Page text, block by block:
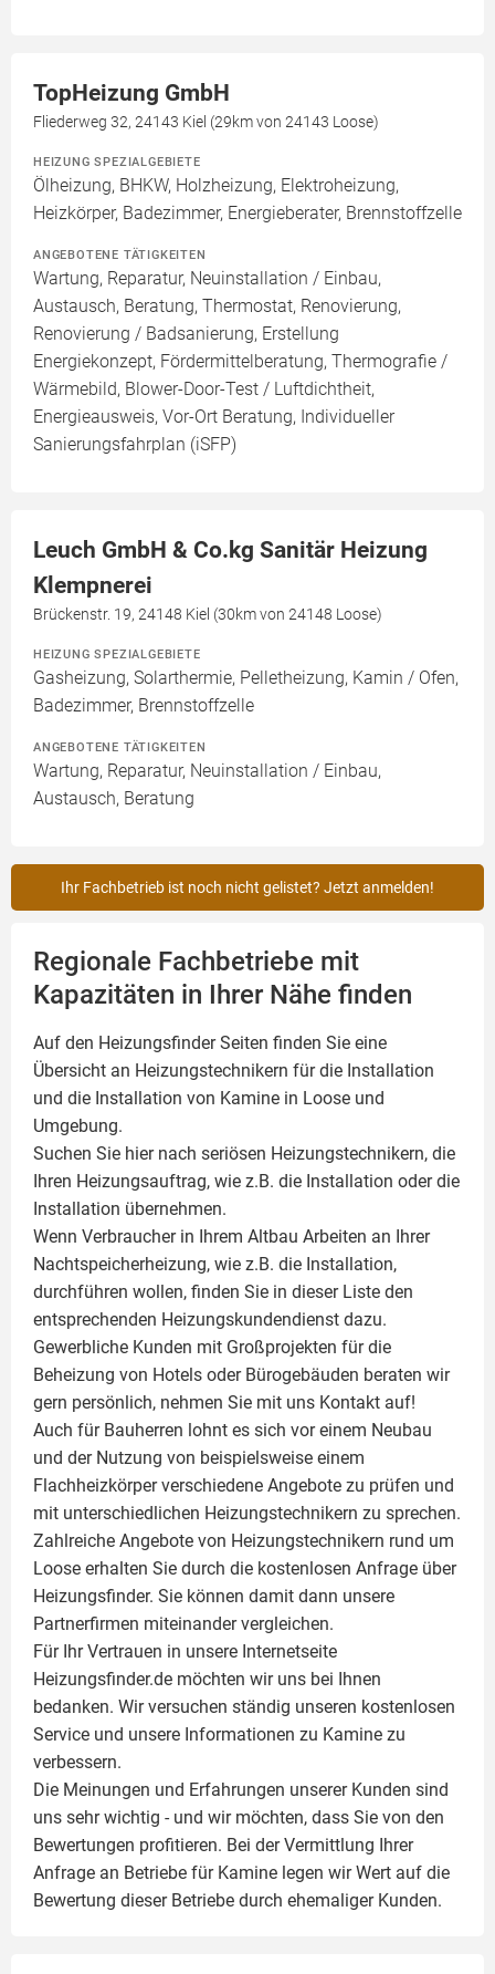
TopHeizung GmbH
Fliederweg 32, 24143 Kiel (29km von 24143 Loose)
HEIZUNG SPEZIALGEBIETE
Ölheizung, BHKW, Holzheizung, Elektroheizung,
Heizkörper, Badezimmer, Energieberater, Brennstoffzelle
ANGEBOTENE TÄTIGKEITEN
Wartung, Reparatur, Neuinstallation / Einbau,
Austausch, Beratung, Thermostat, Renovierung,
Renovierung / Badsanierung, Erstellung
Energiekonzept, Fördermittelberatung, Thermografie /
Wärmebild, Blower-Door-Test / Luftdichtheit,
Energieausweis, Vor-Ort Beratung, Individueller
Sanierungsfahrplan (iSFP)
Leuch GmbH & Co.kg Sanitär Heizung
Klempnerei
Brückenstr. 19, 24148 Kiel (30km von 24148 Loose)
HEIZUNG SPEZIALGEBIETE
Gasheizung, Solarthermie, Pelletheizung, Kamin / Ofen,
Badezimmer, Brennstoffzelle
ANGEBOTENE TÄTIGKEITEN
Wartung, Reparatur, Neuinstallation / Einbau,
Austausch, Beratung
Ihr Fachbetrieb ist noch nicht gelistet? Jetzt anmelden!
Regionale Fachbetriebe mit
Kapazitäten in Ihrer Nähe finden
Auf den Heizungsfinder Seiten finden Sie eine
Übersicht an Heizungstechnikern für die Installation
und die Installation von Kamine in Loose und
Umgebung.
Suchen Sie hier nach seriösen Heizungstechnikern, die
Ihren Heizungsauftrag, wie z.B. die Installation oder die
Installation übernehmen.
Wenn Verbraucher in Ihrem Altbau Arbeiten an Ihrer
Nachtspeicherheizung, wie z.B. die Installation,
durchführen wollen, finden Sie in dieser Liste den
entsprechenden Heizungskundendienst dazu.
Gewerbliche Kunden mit Großprojekten für die
Beheizung von Hotels oder Bürogebäuden beraten wir
gern persönlich, nehmen Sie mit uns Kontakt auf!
Auch für Bauherren lohnt es sich vor einem Neubau
und der Nutzung von beispielsweise einem
Flachheizkörperverschiedene Angebote zu prüfen und
mit unterschiedlichen Heizungstechnikern zu sprechen.
Zahlreiche Angebote von Heizungstechnikern rund um
Loose erhalten Sie durch die kostenlosen Anfrage über
Heizungsfinder. Sie können damit dann unsere
Partnerfirmen miteinander vergleichen.
Für Ihr Vertrauen in unsere Internetseite
Heizungsfinder.de möchten wir uns bei Ihnen
bedanken. Wir versuchen ständig unseren kostenlosen
Service und unsere Informationen zu Kamine zu
verbessern.
Die Meinungen und Erfahrungen unserer Kunden sind
uns sehr wichtig - und wir möchten, dass Sie von den
Bewertungen profitieren. Bei der Vermittlung Ihrer
Anfrage an Betriebe für Kamine legen wir Wert auf die
Bewertung dieser Betriebe durch ehemaliger Kunden.